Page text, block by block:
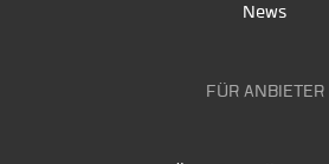
News
FÜR ANBIETER